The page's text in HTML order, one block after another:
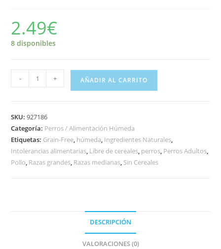
2.49€
8 disponibles
- + AÑADIR AL CARRITO
SKU:927186
Categoría: Perros / Alimentación Húmeda
Etiquetas: Grain-Free, húmeda, Ingredientes Naturales,
Intolerancias alimentarias, Libre de cereales, perros, Perros Adultos,
Pollo, Razas grandes, Razas medianas, Sin Cereales
DESCRIPCIÓN
VALORACIONES (0)